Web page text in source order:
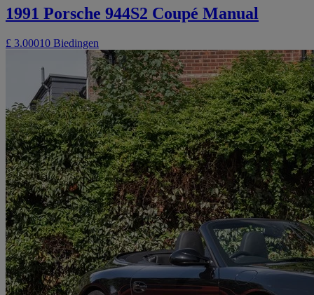
1991 Porsche 944S2 Coupé Manual
£ 3.00010 Biedingen